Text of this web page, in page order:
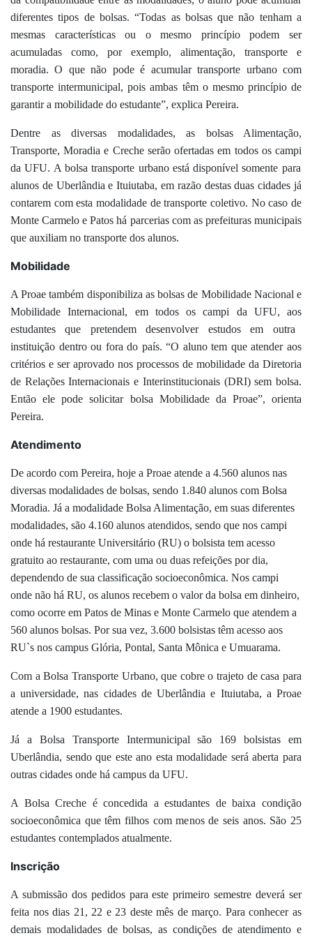
diferentes tipos debolsas. “Todas as bolsas que não tenham a
mesmas características ou o mesmo princípiopodem ser
acumuladas como, por exemplo, alimentação, transporte e
moradia. O que não pode é acumular transporte urbano com
transporte intermunicipal,pois ambas têm o mesmo princípio de
garantir a mobilidade do estudante”, explica Pereira.
Dentre as diversas modalidades, as bolsas Alimentação,
Transporte,Moradia e Creche serão ofertadas em todos oscampi
da UFU. A bolsa transporte urbano está disponívelsomente para
alunos de Uberlândia e Ituiutaba, em razão destas duas cidades já
contarem comesta modalidade de transporte coletivo. No caso de
Monte Carmelo e Patos há parcerias com as prefeituras municipais
que auxiliam no transporte dos alunos.
Mobilidade
A Proae também disponibiliza as bolsas de Mobilidade Nacional e
Mobilidade Internacional, em todos oscampi da UFU, aos
estudantes que pretendem desenvolver estudosem outra
instituição dentro ou fora do país. “O aluno tem que atenderaos
critérios e seraprovado nos processos de mobilidade da Diretoria
de Relações Internacionais e Interinstitucionais (DRI)sem bolsa.
Então ele pode solicitar bolsa Mobilidade da Proae”, orienta
Pereira.
Atendimento
De acordo com Pereira, hoje a Proae atende a 4.560 alunos nas
diversas modalidades de bolsas, sendo 1.840 alunos com Bolsa
Moradia. Já a modalidade Bolsa Alimentação, em suas diferentes
modalidades, são 4.160 alunos atendidos, sendo que nos campi
onde há restaurante Universitário (RU) o bolsista tem acesso
gratuito ao restaurante, com uma ou duas refeições por dia,
dependendo de sua classificação socioeconômica. Nos campi
onde não há RU, os alunos recebem o valor da bolsa em dinheiro,
como ocorre em Patos de Minas e Monte Carmelo que atendem a
560 alunos bolsas. Por sua vez, 3.600 bolsistas têm acesso aos
RU`s nos campus Glória, Pontal, Santa Mônica e Umuarama.
Com a Bolsa Transporte Urbano,que cobre otrajeto de casa para
a universidade,nas cidades deUberlândia e Ituiutaba, a Proae
atende a 1900 estudantes.
Já a Bolsa Transporte Intermunicipalsão 169bolsistas em
Uberlândia, sendo que este ano esta modalidade será aberta para
outras cidades onde há campus da UFU.
A Bolsa Creche é concedida a estudantes de baixa condição
socioeconômica que têm filhos com menos de seis anos. São 25
estudantes contemplados atualmente.
Inscrição
A submissão dos pedidos para este primeiro semestre deverá ser
feita nos dias 21, 22 e 23 deste mês de março. Para conhecer as
demais modalidades de bolsas, as condições de atendimento e